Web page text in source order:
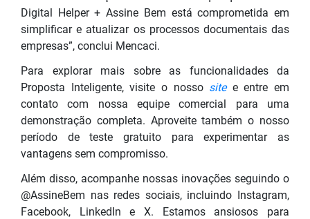
Digital Helper + Assine Bem está comprometida em
simplificar e atualizar os processos documentais das
empresas”, conclui Mencaci.
Para explorar mais sobre as funcionalidades da
Proposta Inteligente, visite o nosso sitee entre em
contato com nossa equipe comercial para uma
demonstração completa. Aproveite também o nosso
período de teste gratuito para experimentar as
vantagens sem compromisso.
Além disso, acompanhe nossas inovações seguindo o
@AssineBem nas redes sociais, incluindo Instagram,
Facebook, LinkedIn e X. Estamos ansiosos para